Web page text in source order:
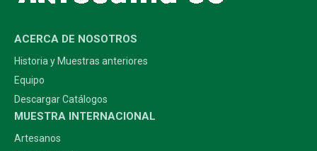
ACERCA DE NOSOTROS
Historia y Muestras anteriores
Equipo
Descargar Catálogos
MUESTRA INTERNACIONAL
Artesanos